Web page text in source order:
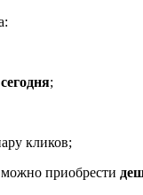
;
кликов;
приобрести